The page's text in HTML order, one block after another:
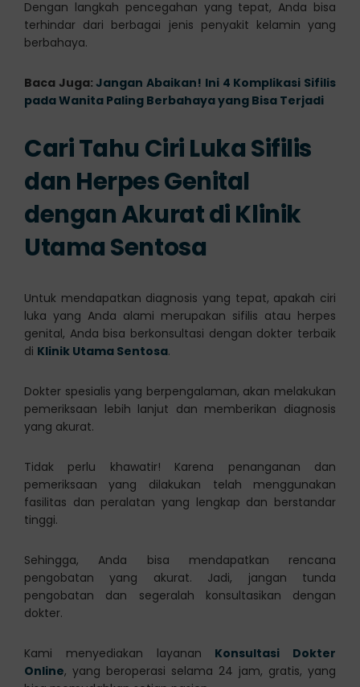
Dengan langkah pencegahan yang tepat, Anda bisa
terhindar dari berbagai jenis penyakit kelamin yang
berbahaya.
Baca Juga:Jangan Abaikan! Ini 4 Komplikasi Sifilis
pada Wanita Paling Berbahaya yang Bisa Terjadi
Cari Tahu Ciri Luka Sifilis
dan Herpes Genital
dengan Akurat di Klinik
Utama Sentosa
Untuk mendapatkan diagnosis yang tepat, apakah ciri
luka yang Anda alami merupakan sifilis atau herpes
genital, Anda bisa berkonsultasi dengan dokter terbaik
di Klinik Utama Sentosa.
Dokter spesialis yang berpengalaman, akan melakukan
pemeriksaan lebih lanjut dan memberikan diagnosis
yang akurat.
Tidak perlu khawatir! Karena penanganan dan
pemeriksaan yang dilakukan telah menggunakan
fasilitas dan peralatan yang lengkap dan berstandar
tinggi.
Sehingga, Anda bisa mendapatkan rencana
pengobatan yang akurat. Jadi, jangan tunda
pengobatan dan segeralah konsultasikan dengan
dokter.
Kami menyediakan layanan Konsultasi Dokter
Online, yang beroperasi selama 24 jam, gratis, yang